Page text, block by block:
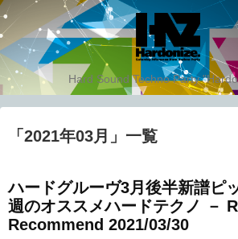
Hard Sound Techno Party
「 2021年03月 」 一覧
ハードグルーヴ3月後半新譜ピ
週のオススメハードテクノ －
Recommend 2021/03/30